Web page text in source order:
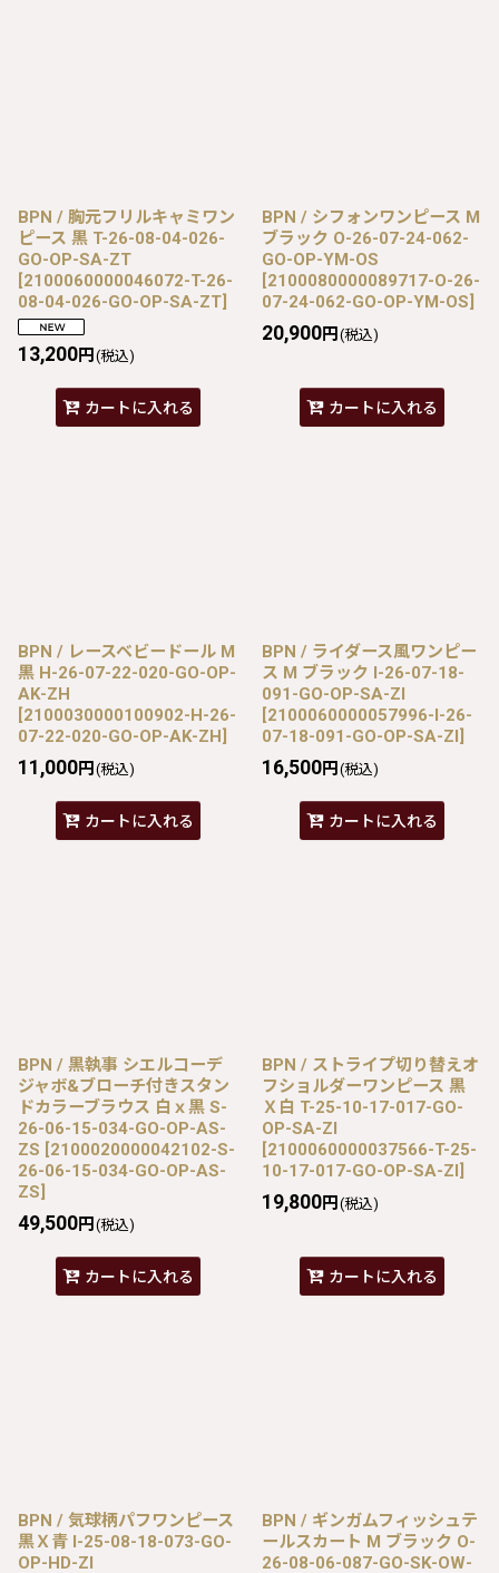
BPN / 胸元フリルキャミワン
ピース 黒 T-26-08-04-026-
GO-OP-SA-ZT
[2100060000046072-T-26-
08-04-026-GO-OP-SA-ZT]
13,200円 (税込)
カートに入れる
BPN / シフォンワンピース M
ブラック O-26-07-24-062-
GO-OP-YM-OS
[2100080000089717-O-26-
07-24-062-GO-OP-YM-OS]
20,900円 (税込)
カートに入れる
BPN / レースベビードール M
黒 H-26-07-22-020-GO-OP-
AK-ZH
[2100030000100902-H-26-
07-22-020-GO-OP-AK-ZH]
11,000円 (税込)
カートに入れる
BPN / ライダース風ワンピー
ス M ブラック I-26-07-18-
091-GO-OP-SA-ZI
[2100060000057996-I-26-
07-18-091-GO-OP-SA-ZI]
16,500円 (税込)
カートに入れる
BPN / 黒執事 シエルコーデ
ジャボ&ブローチ付きスタン
ドカラーブラウス 白ｘ黒 S-
26-06-15-034-GO-OP-AS-
ZS [2100020000042102-S-
26-06-15-034-GO-OP-AS-
ZS]
49,500円 (税込)
カートに入れる
BPN / ストライプ切り替えオ
フショルダーワンピース 黒
Ｘ白 T-25-10-17-017-GO-
OP-SA-ZI
[2100060000037566-T-25-
10-17-017-GO-OP-SA-ZI]
19,800円 (税込)
カートに入れる
BPN / 気球柄パフワンピース
黒Ｘ青 I-25-08-18-073-GO-
OP-HD-ZI
BPN / ギンガムフィッシュテ
ールスカート M ブラック O-
26-08-06-087-GO-SK-OW-